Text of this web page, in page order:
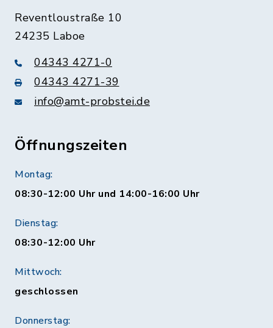
Reventloustraße 10
24235 Laboe
04343 4271-0
04343 4271-39
info@amt-probstei.de
Öffnungszeiten
Montag:
08:30-12:00 Uhr und 14:00-16:00 Uhr
Dienstag:
08:30-12:00 Uhr
Mittwoch:
geschlossen
Donnerstag: